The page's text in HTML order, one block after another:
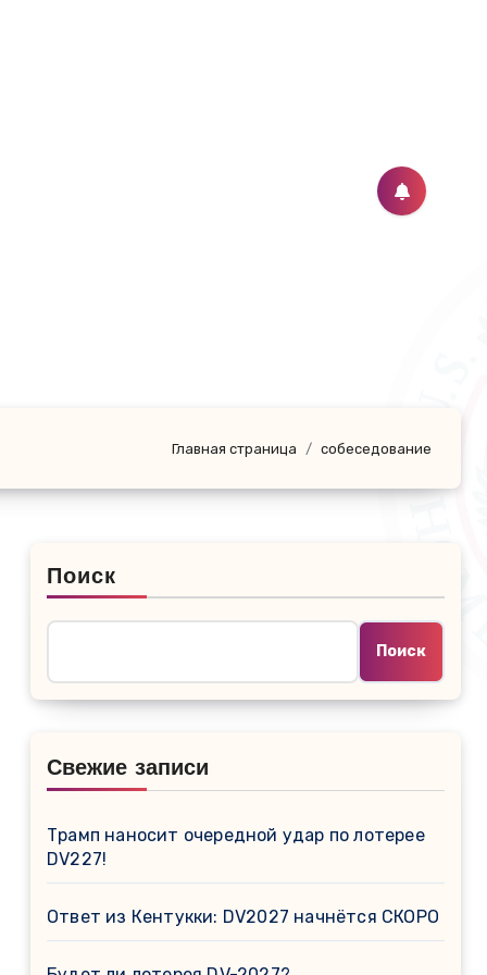
Главная страница собеседование
Поиск
Поиск
Свежие записи
Трамп наносит очередной удар по лотерее
DV227!
Ответ из Кентукки: DV2027 начнётся СКОРО